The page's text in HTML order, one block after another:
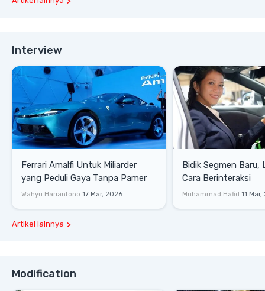
Interview
Ferrari Amalfi Untuk Miliarder
yang Peduli Gaya Tanpa Pamer
Wahyu Hariantono 17 Mar, 2026
Bidik Segmen Baru,
Cara Berinteraksi
Muhammad Hafid 11
Artikel lainnya
Modification